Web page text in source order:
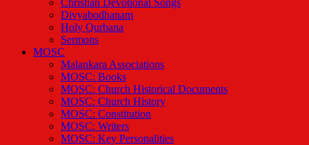
Christian Devotional Songs
Divyabodhanam
Holy Qurbana
Sermons
MOSC
Malankara Associations
MOSC: Books
MOSC: Church Historical Documents
MOSC: Church History
MOSC: Constitution
MOSC: Writers
MOSC: Key Personalities